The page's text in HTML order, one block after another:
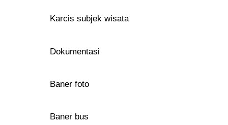
Karcis subjek wisata
Dokumentasi
Baner foto
Baner bus